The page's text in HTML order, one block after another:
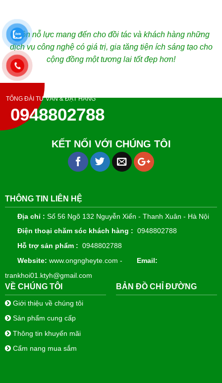
Luôn nỗ lực mang đến cho đồi tác và khách hàng những
dịch vụ công nghệ có giá trị, gia tăng tiện ích sáng tạo cho
cộng đồng một tương lai tốt đẹp hơn!
TỔNG ĐÀI TƯ VẤN & ĐẶT HÀNG
0948802788
KẾT NỐI VỚI CHÚNG TÔI
THÔNG TIN LIÊN HỆ
Địa chỉ : Số 56 Ngõ 132 Nguyễn Xiển - Thanh Xuân - Hà Nội
Điện thoại chăm sóc khách hàng : 0948802788
Hỗ trợ sản phẩm : 0948802788
Website: www.ongngheyte.com -
Email:
trankhoi01.ktyh@gmail.com
VỀ CHÚNG TÔI
Giới thiệu về chúng tôi
Sản phẩm cung cấp
Thông tin khuyến mãi
Cẩm nang mua sắm
BẢN ĐỒ CHỈ ĐƯỜNG